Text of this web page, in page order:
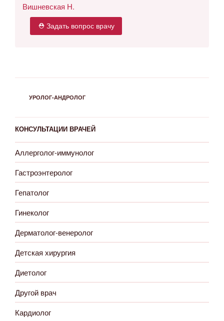
Вишневская Н.
⛑ Задать вопрос врачу
РУБРИКИ
УРОЛОГ-АНДРОЛОГ
КОНСУЛЬТАЦИИ ВРАЧЕЙ
Аллерголог-иммунолог
Гастроэнтеролог
Гепатолог
Гинеколог
Дерматолог-венеролог
Детская хирургия
Диетолог
Другой врач
Кардиолог